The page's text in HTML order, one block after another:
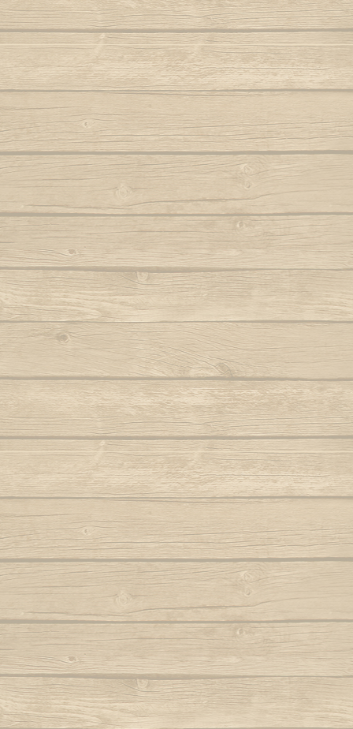
Paris)
Folha seca
Hoje eu tava pensando em casa
Autor : Professor Pretinho
Hoje me leva o coração pra Bahia
Autor : Graduado Voador (Capoeira Nagô)
Hoje tem capoeira aiá
Autor : Instrutor Saracuru (Capoeira Brasil)
La na Bahia côco de dendê
Lembra de Bimba
Autor : Graduado Voador (Capoeira Nago)
Autor : Mestre
Vou no